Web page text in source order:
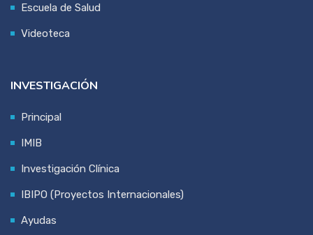
Escuela de Salud
Videoteca
INVESTIGACIÓN
Principal
IMIB
Investigación Clínica
IBIPO (Proyectos Internacionales)
Ayudas